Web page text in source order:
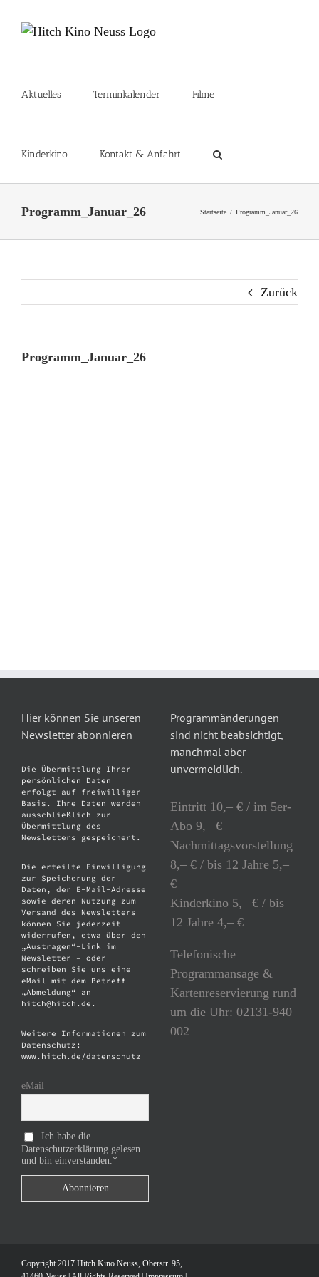
Inhalt
Aktuelles Terminkalender Filme
Kinderkino Kontakt & Anfahrt
Programm_Januar_26 Startseite Programm_Januar_26
Zurück
Programm_Januar_26
Hier können Sie unseren
Newsletter abonnieren
Die Übermittlung Ihrer
persönlichen Daten
erfolgt auf freiwilliger
Basis. Ihre Daten werden
ausschließlich zur
Übermittlung des
Newsletters gespeichert.
Die erteilte Einwilligung
zur Speicherung der
Daten, der E-Mail-Adresse
sowie deren Nutzung zum
Versand des Newsletters
können Sie jederzeit
widerrufen, etwa über den
„Austragen“-Link im
Newsletter – oder
schreiben Sie uns eine
eMail mit dem Betreff
„Abmeldung“ an
hitch@hitch.de.
Weitere Informationen zum
Datenschutz:
www.hitch.de/datenschutz
eMail
Ich habe die
Datenschutzerklärung gelesen
und bin einverstanden.*
Programmänderungen
sind nicht beabsichtigt,
manchmal aber
unvermeidlich.
Eintritt 10,– € / im 5er-
Abo 9,– €
Nachmittagsvorstellung
8,– € / bis 12 Jahre 5,–
€
Kinderkino 5,– € / bis
12 Jahre 4,– €
Telefonische
Programmansage &
Kartenreservierung rund
um die Uhr: 02131-940
002
Copyright 2017 Hitch Kino Neuss, Oberstr. 95,